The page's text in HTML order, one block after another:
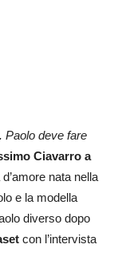
Paolo deve fare
Ciavarro a
nata nella
e la modella
diverso dopo
con l’intervista